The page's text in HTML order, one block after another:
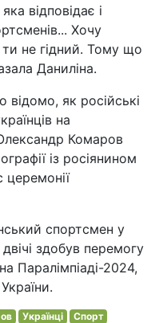
відповідає і
Хочу
не гідний. Тому що
Даниліна.
як російські
на
Комаров
із росіянином
спортсмен у
здобув перемогу
Паралімпіаді-2024,
Українці
Спорт